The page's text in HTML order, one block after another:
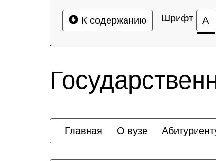
К содержанию Шрифт А
Главная О вузе